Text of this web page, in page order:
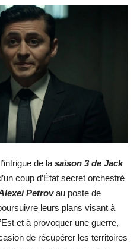
de la saison 3 de Jack
coup d’État secret orchestré
Petrovau poste de
leurs plans visant à
et à provoquer une guerre,
de récupérer les territoires